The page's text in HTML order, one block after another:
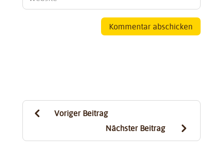
Kommentar abschicken
4
Voriger Beitrag
Nächster Beitrag
5